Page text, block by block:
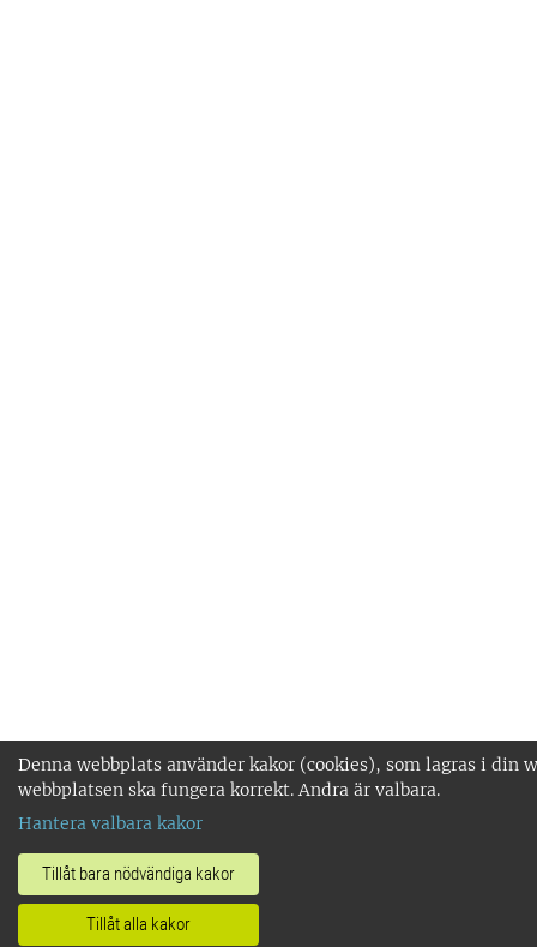
Denna webbplats använder kakor (cookies), som lagras i din
webbplatsen ska fungera korrekt. Andra är valbara.
Hantera valbara kakor
Tillåt bara nödvändiga kakor
Tillåt alla kakor